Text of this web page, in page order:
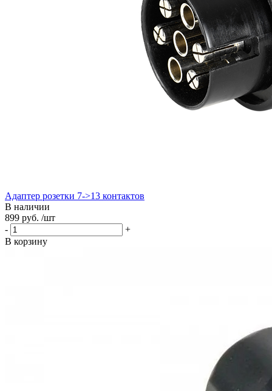
Адаптер розетки 7->13 контактов
В наличии
899 руб. /шт
-
+
В корзину